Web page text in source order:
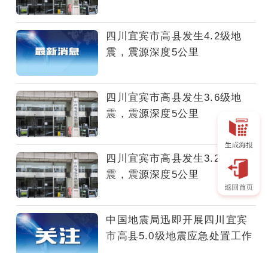
式
测
定，
2026
年
7
月
8
日
6
时
12
分，
在
四
川
宜
四川宜宾市高县发生4.2级地
震，震源深度5公里
四川宜宾市高县发生3.6级地
震，震源深度5公里
四川宜宾市高县发生3.2级地
震，震源深度5公里
中国地震局迅即开展四川宜宾
市高县5.0级地震应急处置工作